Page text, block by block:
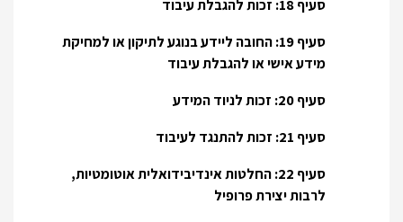
סעיף 18: זכות להגבלת עיבוד
סעיף 19: החובה ליידע בנוגע לתיקון או למחיקת
מידע אישי או להגבלת עיבוד
סעיף 20: זכות לניוד המידע
סעיף 21: זכות להתנגד לעיבוד
סעיף 22: החלטות אינדיבידואלית אוטומטיות,
לרבות יצירת פרופיל